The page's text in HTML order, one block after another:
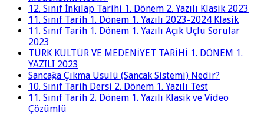
12. Sınıf İnkılap Tarihi 1. Dönem 2. Yazılı Klasik 2023
11. Sınıf Tarih 1. Dönem 1. Yazılı 2023-2024 Klasik
11. Sınıf Tarih 1. Dönem 1. Yazılı Açık Uçlu Sorular
2023
TÜRK KÜLTÜR VE MEDENİYET TARİHİ 1. DÖNEM 1.
YAZILI 2023
Sancağa Çıkma Usulü (Sancak Sistemi) Nedir?
10. Sınıf Tarih Dersi 2. Dönem 1. Yazılı Test
11. Sınıf Tarih 2. Dönem 1. Yazılı Klasik ve Video
Çözümlü